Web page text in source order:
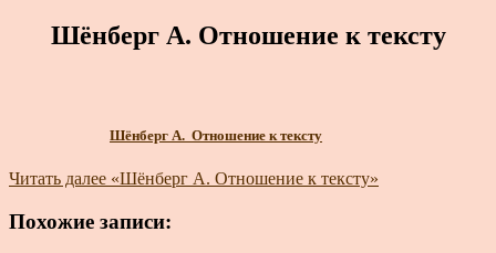
Шёнберг А. Отношение к тексту
Шёнберг А. Отношение к тексту
Читать далее «Шёнберг А. Отношение к тексту»
Похожие записи: